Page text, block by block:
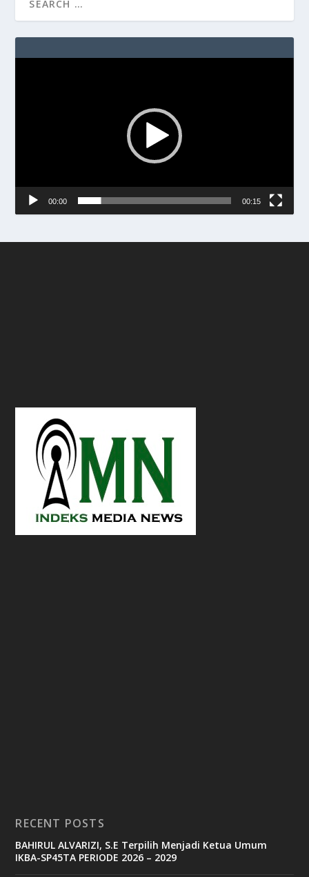
00:00 00:15
RECENT POSTS
BAHIRUL ALVARIZI, S.E Terpilih Menjadi Ketua Umum
IKBA-SP45TA PERIODE 2026 – 2029